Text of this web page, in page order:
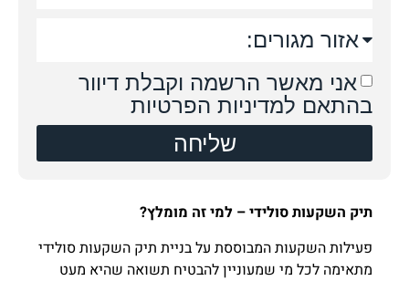
אני מאשר הרשמה וקבלת דיוור
בהתאם למדיניות הפרטיות
שליחה
תיק השקעות סולידי – למי זה מומלץ?
פעילות השקעות המבוססת על בניית תיק השקעות סולידי
מתאימה לכל מי שמעוניין להבטיח תשואה שהיא מעט